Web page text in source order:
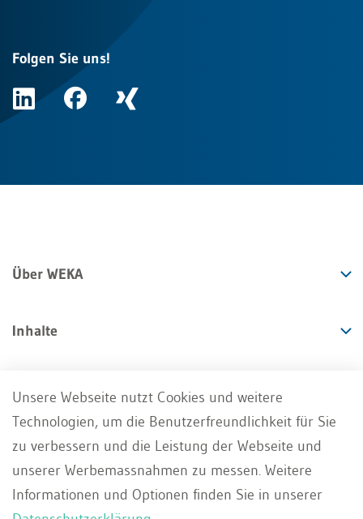
Folgen Sie uns!
Über WEKA
Inhalte
Angebote
Services
Unsere Webseite nutzt Cookies und weitere
Technologien, um die Benutzerfreundlichkeit für Sie
zu verbessern und die Leistung der Webseite und
unserer Werbemassnahmen zu messen. Weitere
Informationen und Optionen finden Sie in unserer